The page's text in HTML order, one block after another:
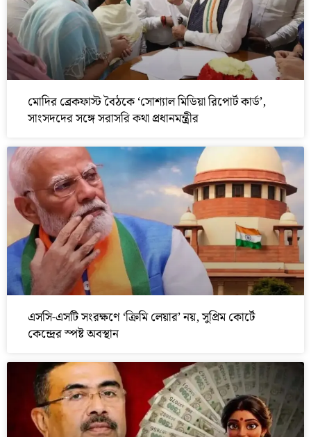
মোদির ব্রেকফাস্ট বৈঠকে ‘সোশ্যাল মিডিয়া রিপোর্ট কার্ড’,
সাংসদদের সঙ্গে সরাসরি কথা প্রধানমন্ত্রীর
এসসি-এসটি সংরক্ষণে ‘ক্রিমি লেয়ার’ নয়, সুপ্রিম কোর্টে
কেন্দ্রের স্পষ্ট অবস্থান